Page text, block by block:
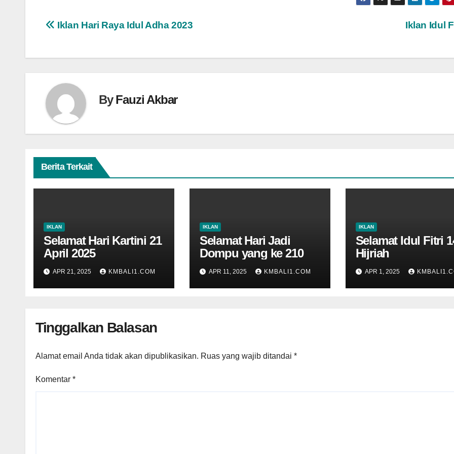
Navigasi
Iklan Idul
Iklan Hari Raya Idul Adha 2023
ByFauzi Akbar
Berita Terkait
IKLAN
Selamat Hari Kartini 21
April 2025
APR 21, 2025 KMBALI1.COM
IKLAN
Selamat Hari Jadi
Dompu yang ke 210
APR 11, 2025 KMBALI1.COM
IKLAN
Selamat Idul Fitri
Hijriah
APR 1, 2025
Tinggalkan Balasan
Alamat email Anda tidak akan dipublikasikan. Ruas yang wajib ditandai *
Komentar *